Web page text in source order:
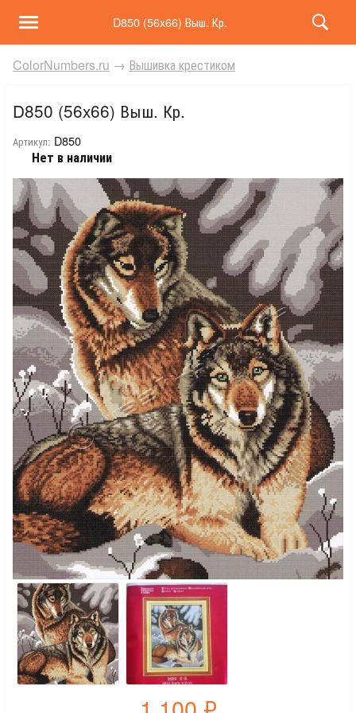
D850 (56x66) Выш. Кр.
ColorNumbers.ru → Вышивка крестиком
D850 (56x66) Выш. Кр.
Артикул: D850
Нет в наличии